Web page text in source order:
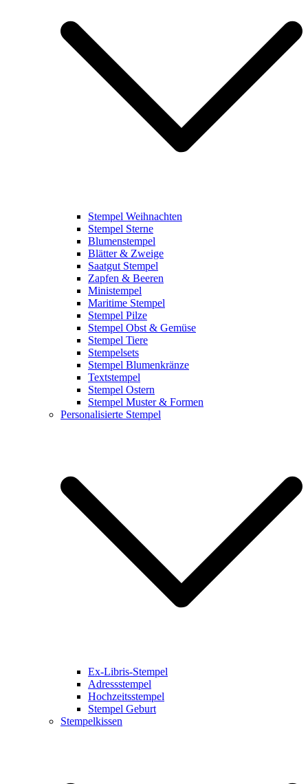
Stempel Weihnachten
Stempel Sterne
Blumenstempel
Blätter & Zweige
Saatgut Stempel
Zapfen & Beeren
Ministempel
Maritime Stempel
Stempel Pilze
Stempel Obst & Gemüse
Stempel Tiere
Stempelsets
Stempel Blumenkränze
Textstempel
Stempel Ostern
Stempel Muster & Formen
Personalisierte Stempel
Ex-Libris-Stempel
Adressstempel
Hochzeitsstempel
Stempel Geburt
Stempelkissen